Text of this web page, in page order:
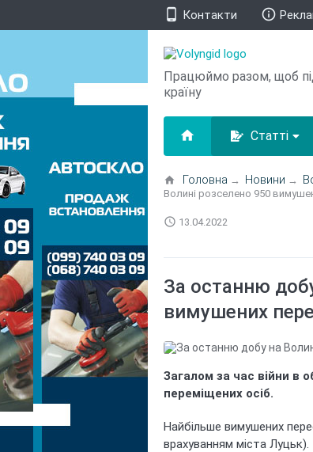
phone_android Контакти info_outline
Працюймо разом, щоб
країну
home Статті
home Головна → Новини →
Волині розселено 950
access_time 13.04.2022
За останню
вимушених
Загалом за час війни в
переміщених осіб.
Найбільше вимушених
врахуванням міста Луцьк).